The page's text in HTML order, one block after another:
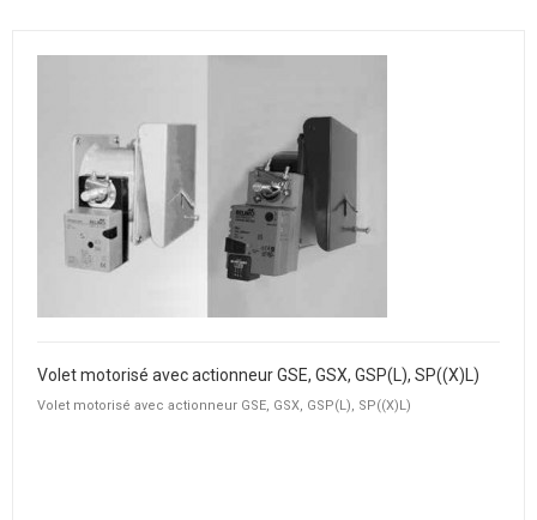
Volet motorisé avec actionneur GSE, GSX, GSP(L), SP((X)L)
Volet motorisé avec actionneur GSE, GSX, GSP(L), SP((X)L)